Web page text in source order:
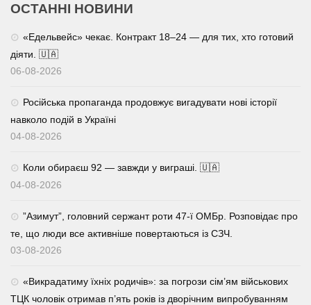
ОСТАННІ НОВИНИ
«Едельвейс» чекає. Контракт 18–24 — для тих, хто готовий
діяти. 🇺🇦
06-08-2026
Російська пропаганда продовжує вигадувати нові історії
навколо подій в Україні
04-08-2026
Коли обираєш 92 — завжди у виграші. 🇺🇦
04-08-2026
⁨”Азимут”, головний сержант роти 47-ї ОМБр. Розповідає про
те, що люди все активніше повертаються із СЗЧ.
03-08-2026
«Викрадатиму їхніх родичів»: за погрози сім’ям військових
ТЦК чоловік отримав п’ять років із дворічним випробуванням